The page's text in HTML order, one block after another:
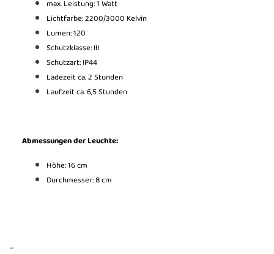
max. Leistung: 1 Watt
Lichtfarbe: 2200/3000 Kelvin
Lumen: 120
Schutzklasse: III
Schutzart: IP44
Ladezeit ca. 2 Stunden
Laufzeit ca. 6,5 Stunden
Abmessungen der Leuchte:
Höhe: 16 cm
Durchmesser: 8 cm
...